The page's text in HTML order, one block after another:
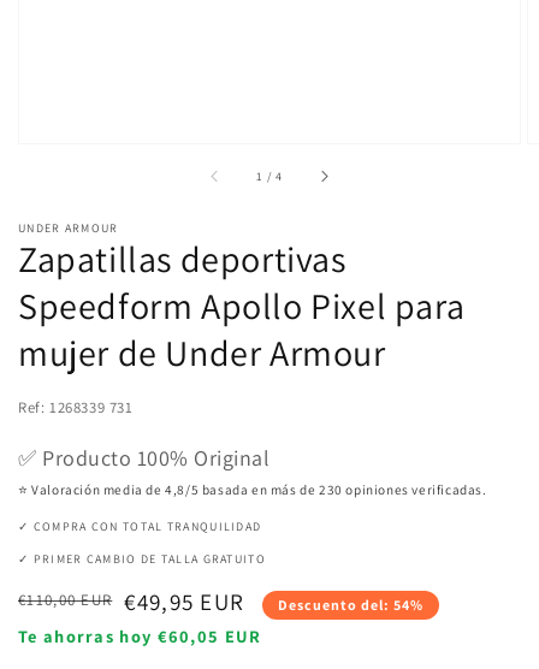
1 /de
4
UNDER ARMOUR
Zapatillas deportivas
Speedform Apollo Pixel para
mujer de Under Armour
Ref: 1268339 731
✅ Producto 100% Original
⭐ Valoración media de 4,8/5 basada en más de 230 opiniones verificadas.
✓ COMPRA CON TOTAL TRANQUILIDAD
✓ PRIMER CAMBIO DE TALLA GRATUITO
Precio
habitual
€110,00 EUR
Precio
de
€49,95 EUR
Te ahorras hoy €60,05 EUR
Descuento del: 54%